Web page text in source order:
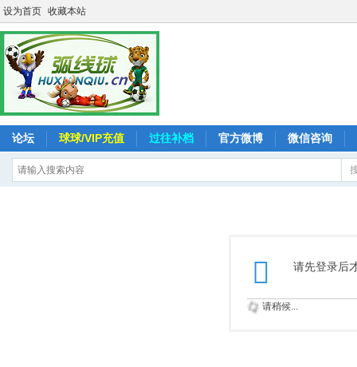
设为首页 收藏本站
论坛 球球/VIP充值 过往补档 官方微博 微信咨询
请先登录后
请稍候...